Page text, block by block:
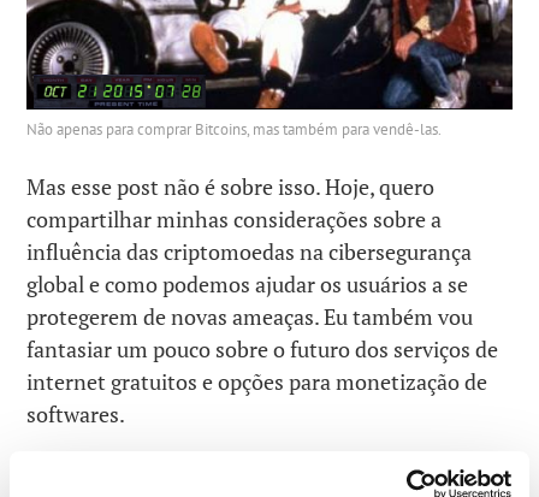
Não apenas para comprar Bitcoins, mas também para vendê-las.
Mas esse post não é sobre isso. Hoje, quero
compartilhar minhas considerações sobre a
influência das criptomoedas na cibersegurança
global e como podemos ajudar os usuários a se
protegerem de novas ameaças. Eu também vou
fantasiar um pouco sobre o futuro dos serviços de
internet gratuitos e opções para monetização de
softwares.
Leia em:O mundo: um campo minado de ameaças